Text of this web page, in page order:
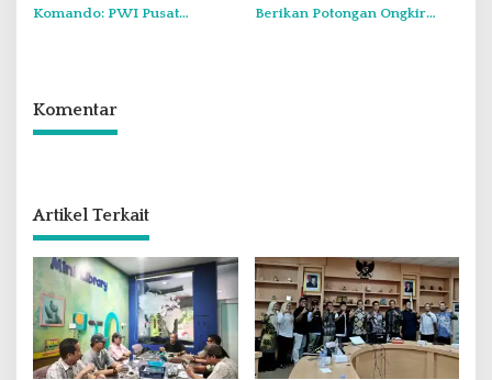
Komando: PWI Pusat
Berikan Potongan Ongkir
Komentar
Artikel Terkait